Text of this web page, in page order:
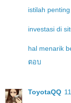
istilah
investasi di
hal menarik
ตอบ
ToyotaQQ